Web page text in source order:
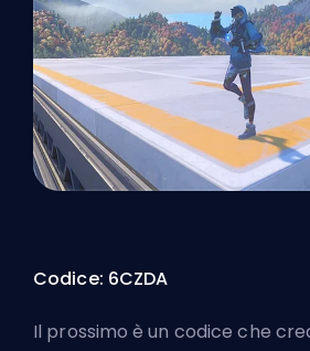
Codice: 6CZDA
Il prossimo è un codice che